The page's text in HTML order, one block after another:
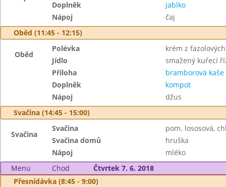
Doplněk
jablko
Nápoj
čaj
Oběd (11:45 - 12:15)
Oběd
Polévka
krém z
Jídlo
smažený kuřecí
Příloha
bramborová kaše
Doplněk
kompot
Nápoj
džus
Svačina (14:45 - 15:00)
Svačina
Svačina
pom. lososová,
Svačina domů
hruška
Nápoj
mléko
Menu
Chod
Čtvrtek 7. 6. 2018
Přesnídávka (8:45 - 9:00)